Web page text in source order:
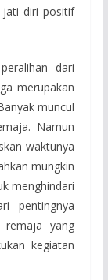
jati diri positif
dari
merupakan
muncul
Namun
waktunya
mungkin
menghindari
pentingnya
yang
kegiatan